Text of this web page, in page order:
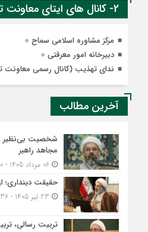
2- کانال های ایتای معاونت تهذیب
مرکز مشاوره اسلامی سماح
دبیرخانه امور معرفتی
ندای تهذیب (کانال رسمی معاونت
آخرین مطالب
شخصیت بی‌نظیر
مجاهد راهبر
06 مرداد 1405 - 12:50
حقیقت دینداری؛
تربیت رسالی،